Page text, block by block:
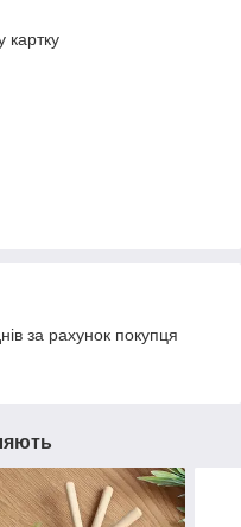
картку
за рахунок покупця